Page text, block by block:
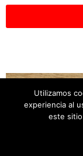
Copyright ©
Utilizamos
experiencia al
este